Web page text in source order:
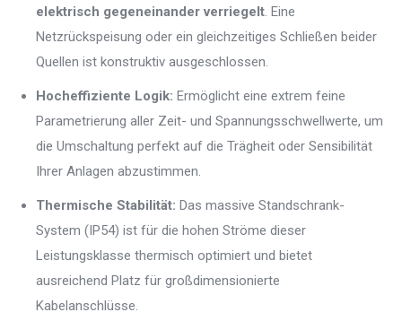
elektrisch gegeneinander verriegelt. Eine
Netzrückspeisung oder ein gleichzeitiges Schließen beider
Quellen ist konstruktiv ausgeschlossen.
Hocheffiziente Logik: Ermöglicht eine extrem feine
Parametrierung aller Zeit- und Spannungsschwellwerte, um
die Umschaltung perfekt auf die Trägheit oder Sensibilität
Ihrer Anlagen abzustimmen.
Thermische Stabilität: Das massive Standschrank-
System (IP54) ist für die hohen Ströme dieser
Leistungsklasse thermisch optimiert und bietet
ausreichend Platz für großdimensionierte
Kabelanschlüsse.